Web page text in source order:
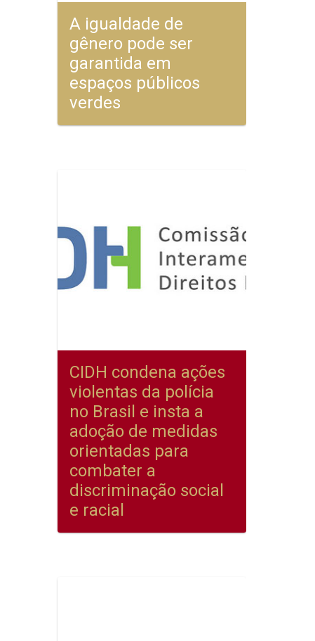
A igualdade de
gênero pode ser
garantida em
espaços públicos
verdes
CIDH condena ações
violentas da polícia
no Brasil e insta a
adoção de medidas
orientadas para
combater a
discriminação social
e racial